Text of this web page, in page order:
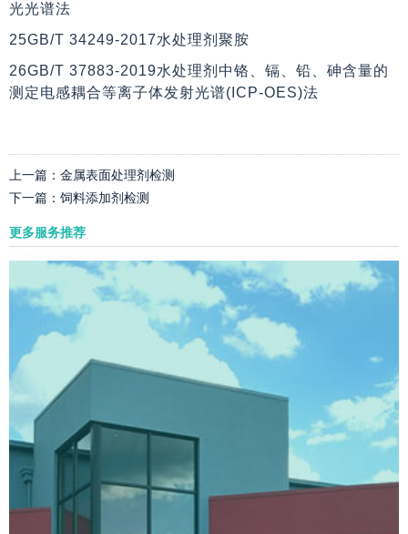
光光谱法
25GB/T 34249-2017水处理剂聚胺
26GB/T 37883-2019水处理剂中铬、镉、铅、砷含量的
测定电感耦合等离子体发射光谱(ICP-OES)法
上一篇： 金属表面处理剂检测
下一篇： 饲料添加剂检测
更多服务推荐